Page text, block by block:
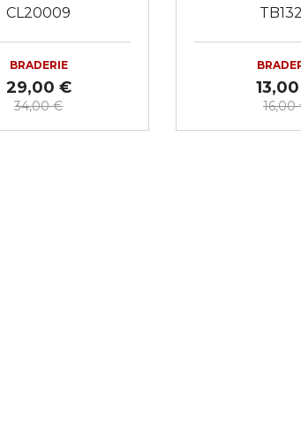
CL20009
BRADERIE
29,00 €
34,00 € 16,00